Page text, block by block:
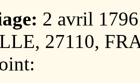
2 avril
27110,